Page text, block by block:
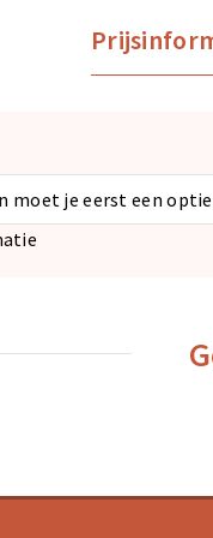
moet je eerst een